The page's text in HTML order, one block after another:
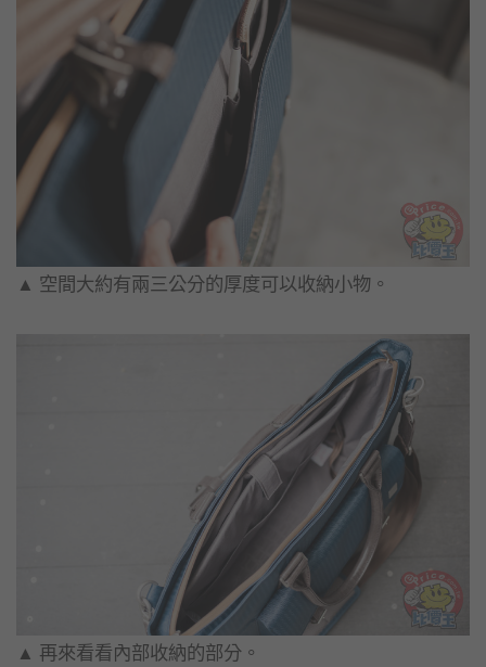
▲​ 空間大約有兩三公分的厚度可以收納小物。
▲​ 再來看看內部收納的部分。